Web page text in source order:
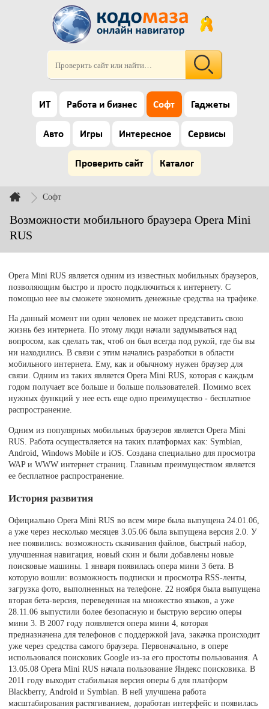
ИТ Работа и бизнес Софт Гаджеты
Авто Игры Интересное Сервисы
Проверить сайт Каталог
Софт
Возможности мобильного браузера Opera Mini
RUS
Opera Mini RUS является одним из известных мобильных браузеров,
позволяющим быстро и просто подключиться к интернету. С
помощью нее вы сможете экономить денежные средства на трафике.
На данный момент ни один человек не может представить свою
жизнь без интернета. По этому люди начали задумываться над
вопросом, как сделать так, чтоб он был всегда под рукой, где бы вы
ни находились. В связи с этим начались разработки в области
мобильного интернета. Ему, как и обычному нужен браузер для
связи. Одним из таких является Opera Mini RUS, которая с каждым
годом получает все больше и больше пользователей. Помимо всех
нужных функций у нее есть еще одно преимущество - бесплатное
распространение.
Одним из популярных мобильных браузеров является Opera Mini
RUS. Работа осуществляется на таких платформах как: Symbian,
Android, Windows Mobile и iOS. Создана специально для просмотра
WAP и WWW интернет страниц. Главным преимуществом является
ее бесплатное распространение.
История развития
Официально Opera Mini RUS во всем мире была выпущена 24.01.06,
а уже через несколько месяцев 3.05.06 была выпущена версия 2.0. У
нее появились: возможность скачивания файлов, быстрый набор,
улучшенная навигация, новый скин и были добавлены новые
поисковые машины. 1 января появилась опера мини 3 бета. В
которую вошли: возможность подписки и просмотра RSS-ленты,
загрузка фото, выполненных на телефоне. 22 ноября была выпущена
вторая бета-версия, переведенная на множество языков, а уже
28.11.06 выпустили более безопасную и быструю версию оперы
мини 3. В 2007 году появляется опера мини 4, которая
предназначена для телефонов с поддержкой java, закачка происходит
уже через средства самого браузера. Первоначально, в опере
использовался поисковик Google из-за его простоты пользования. А
13.05.08 Opera Mini RUS начала пользование Яндекс поисковика. В
2011 году выходит стабильная версия оперы 6 для платформ
Blackberry, Android и Symbian. В ней улучшена работа
масштабирования растягиванием, доработан интерфейс и появилась